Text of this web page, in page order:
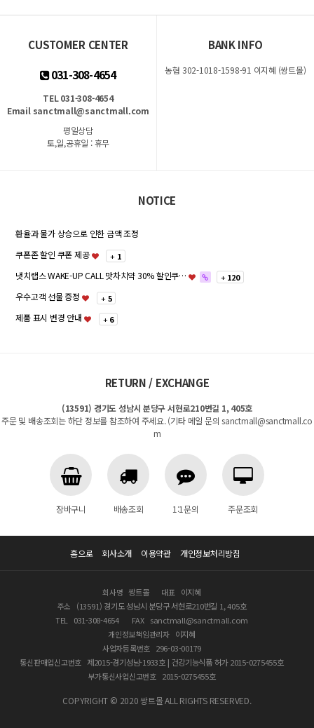
CUSTOMER CENTER
031-308-4654
TEL 031-308-4654
Email sanctmall@sanctmall.com
평일상담
토,일,공휴일 : 휴무
BANK INFO
농협 302-1018-1598-91 이지혜 (쌍트몰)
NOTICE
환율과 물가 상승으로 인한 금액 조정
쿠폰존 할인 쿠폰 제공
+ 1
냇치랩스 WAKE-UP CALL 맛차치약 30% 할인쿠… + 120
우수고객 선물 증정 + 5
제품 표시 변경 안내 + 6
RETURN / EXCHANGE
(13591) 경기도 성남시 분당구 서현로210번길 1, 405호
주문 및 배송조회는 하단 정보를 참조하여 주세요. (기타 메일 문의 sanctmall@sanctmall.co
m
장바구니 배송조회 1:1문의 주문조회
홈으로 회사소개 이용약관 개인정보처리방침
회사명 쌍트몰 대표 이지혜
주소
(13591) 경기도 성남시 분당구 서현로210번길 1, 405호
TEL 031-308-4654 FAX sanctmall@sanctmall.com
개인정보책임관리자 이지혜
사업자등록번호 296-03-00179
통신판매업신고번호 제2015-경기성남-1933호 | 건강기능식품 허가 2015-0275455호
부가통신사업신고번호 2015-0275455호
COPYRIGHT © 2020 쌍트몰 ALL RIGHTS RESERVED.